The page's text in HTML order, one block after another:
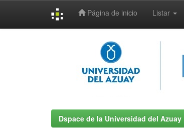
Página de inicio Listar
Dspace de la Universidad del Azuay